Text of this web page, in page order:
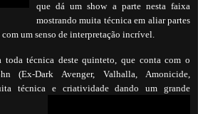
que dá um show a parte nesta faixa
mostrando muita técnica em aliar partes
com um senso de interpretação incrível.
toda técnica deste quinteto, que conta com o
(Ex-Dark Avenger, Valhalla, Amonicide,
técnica e criatividade dando um grande